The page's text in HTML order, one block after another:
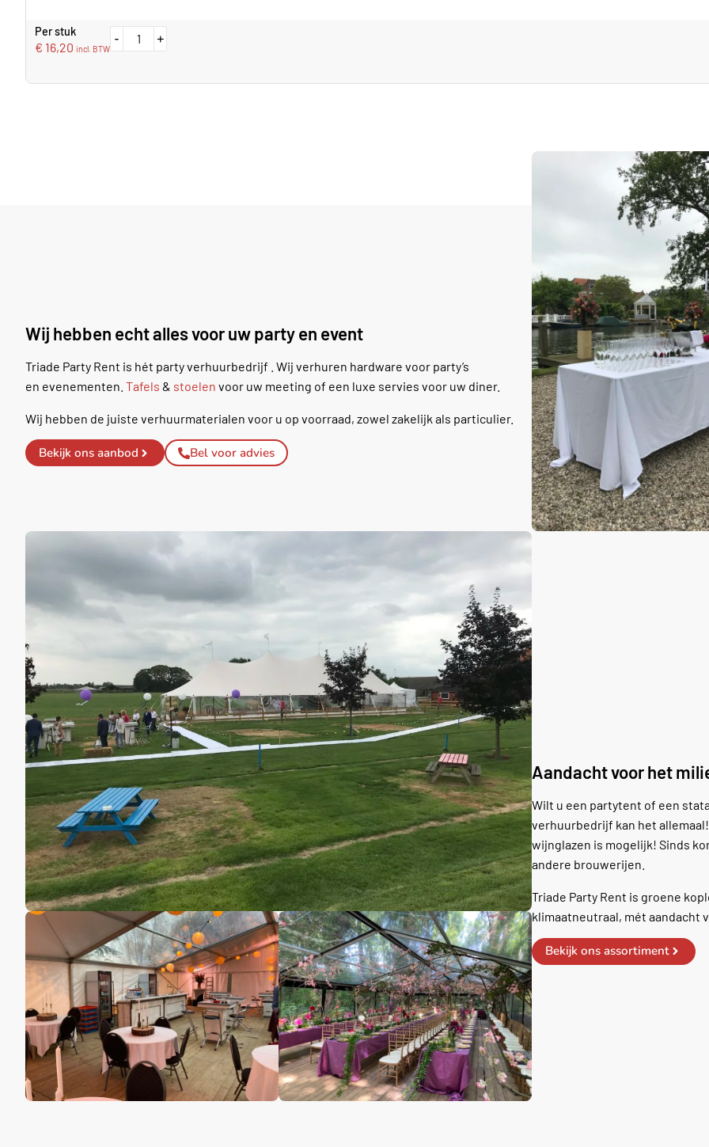
Per stuk
€ 16,20 incl. BTW
- +
Wij hebben echt alles voor uw party en event
Triade Party Rent is hét party verhuurbedrijf . Wij verhuren hardware voor party’s
en evenementen. Tafels & stoelen voor uw meeting of een luxe servies voor uw diner.
Wij hebben de juiste verhuurmaterialen voor u op voorraad, zowel zakelijk als particulier.
Bekijk ons aanbod Bel voor advies
Aandacht voor het
Wilt u een partytent of een
verhuurbedrijf kan het
wijnglazen is mogelijk! Sinds
andere brouwerijen.
Triade Party Rent is groene
klimaatneutraal, mét aandacht
Bekijk ons assortiment